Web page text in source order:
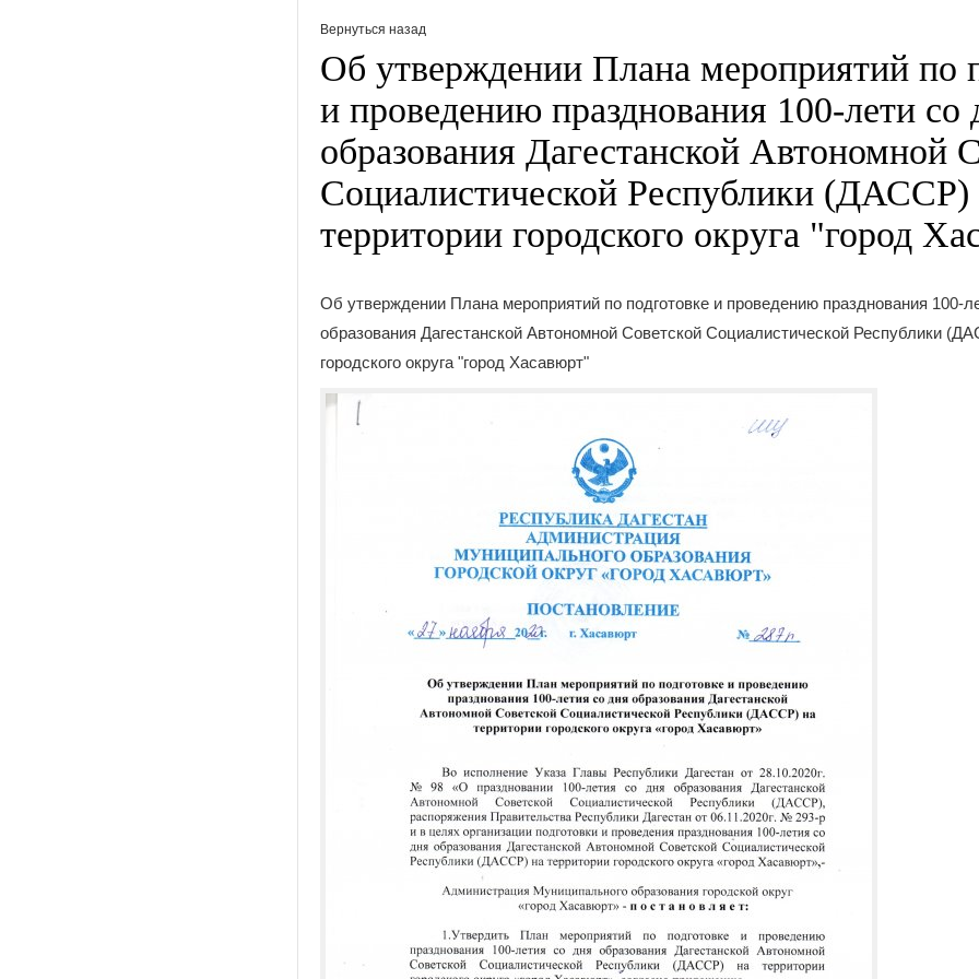
Вернуться назад
Об утверждении Плана мероприятий по
и проведению празднования 100-лети со
образования Дагестанской Автономной
Социалистической Республики (ДАССР)
территории городского округа "город
Об утверждении Плана мероприятий по подготовке и проведению празднования 100-
образования Дагестанской Автономной Советской Социалистической Республики
городского округа "город Хасавюрт"